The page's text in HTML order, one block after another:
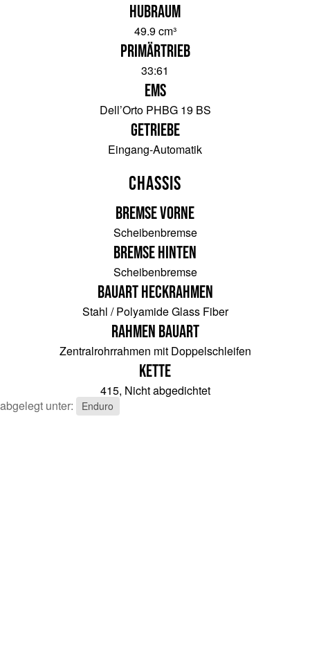
Hubraum
49.9 cm³
Primärtrieb
33:61
EMS
Dell’Orto PHBG 19 BS
Getriebe
Eingang-Automatik
Chassis
Bremse vorne
Scheibenbremse
Bremse hinten
Scheibenbremse
Bauart Heckrahmen
Stahl / Polyamide Glass Fiber
Rahmen Bauart
Zentralrohrrahmen mit Doppelschleifen
Kette
415, Nicht abgedichtet
abgelegt unter:
Enduro